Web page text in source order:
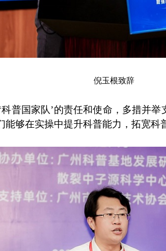
倪玉根致辞
科普国家队’的责任和使命，多措并举
够在实操中提升科普能力，拓宽科